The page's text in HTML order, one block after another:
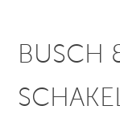
BUSCH